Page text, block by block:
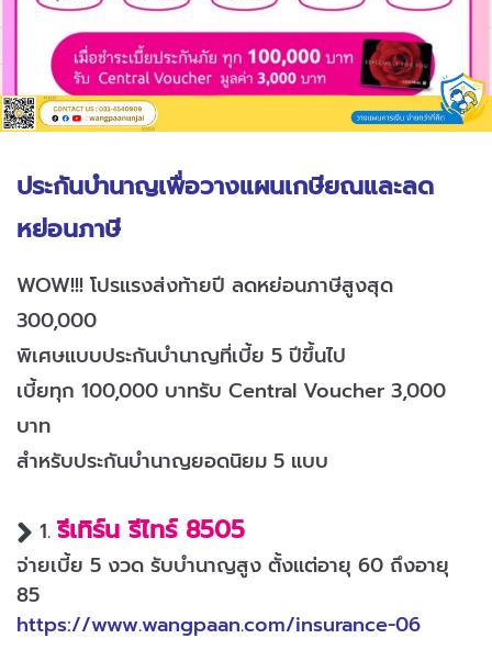
ประกันบำนาญเพื่อวางแผนเกษียณและลด
หย่อนภาษี
WOW!!! โปรแรงส่งท้ายปี ลดหย่อนภาษีสูงสุด
300,000
พิเศษแบบประกันบำนาญที่เบี้ย 5 ปีขึ้นไป
เบี้ยทุก 100,000 บาทรับ Central Voucher 3,000
บาท
สำหรับประกันบำนาญยอดนิยม 5 แบบ
1.รีเทิร์น รีไทร์ 8505
จ่ายเบี้ย 5 งวด รับบำนาญสูง ตั้งแต่อายุ 60 ถึงอายุ
85
https://www.wangpaan.com/insurance-06